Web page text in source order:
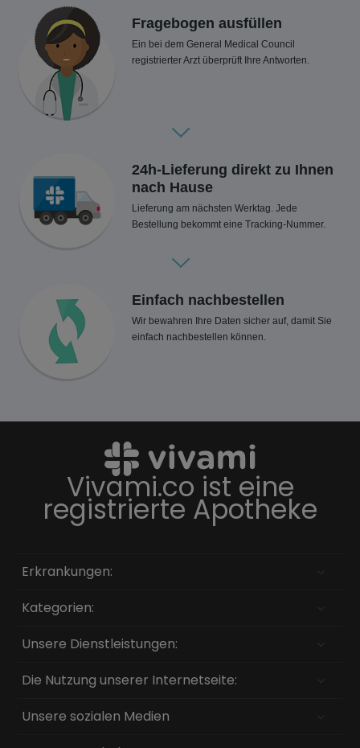
Fragebogen ausfüllen
Ein bei dem General Medical Council
registrierter Arzt überprüft Ihre Antworten.
24h-Lieferung direkt zu Ihnen
nach Hause
Lieferung am nächsten Werktag. Jede
Bestellung bekommt eine Tracking-Nummer.
Einfach nachbestellen
Wir bewahren Ihre Daten sicher auf, damit Sie
einfach nachbestellen können.
Vivami.co ist eine
registrierte Apotheke
Erkrankungen:
Kategorien:
Unsere Dienstleistungen:
Die Nutzung unserer Internetseite:
Unsere sozialen Medien